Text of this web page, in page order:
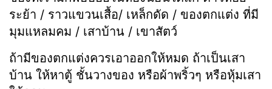
ระย้า / ราวแขวนเสื้อ/ เหล็กดัด / ของตกแต่ง ที่มี
มุมแหลมคม / เสาบ้าน / เขาสัตว์
ถ้ามีของตกแต่งควรเอาออกให้หมด ถ้าเป็นเสา
บ้าน ให้หาตู้ ชั้นวางของ หรือผ้าพริ้วๆ หรือหุ้มเสา